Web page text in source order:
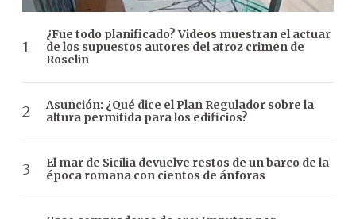
¿Fue todo planificado? Videos muestran el actuar
de los supuestos autores del atroz crimen de
Roselin
Asunción: ¿Qué dice el Plan Regulador sobre la
altura permitida para los edificios?
El mar de Sicilia devuelve restos de un barco de la
época romana con cientos de ánforas